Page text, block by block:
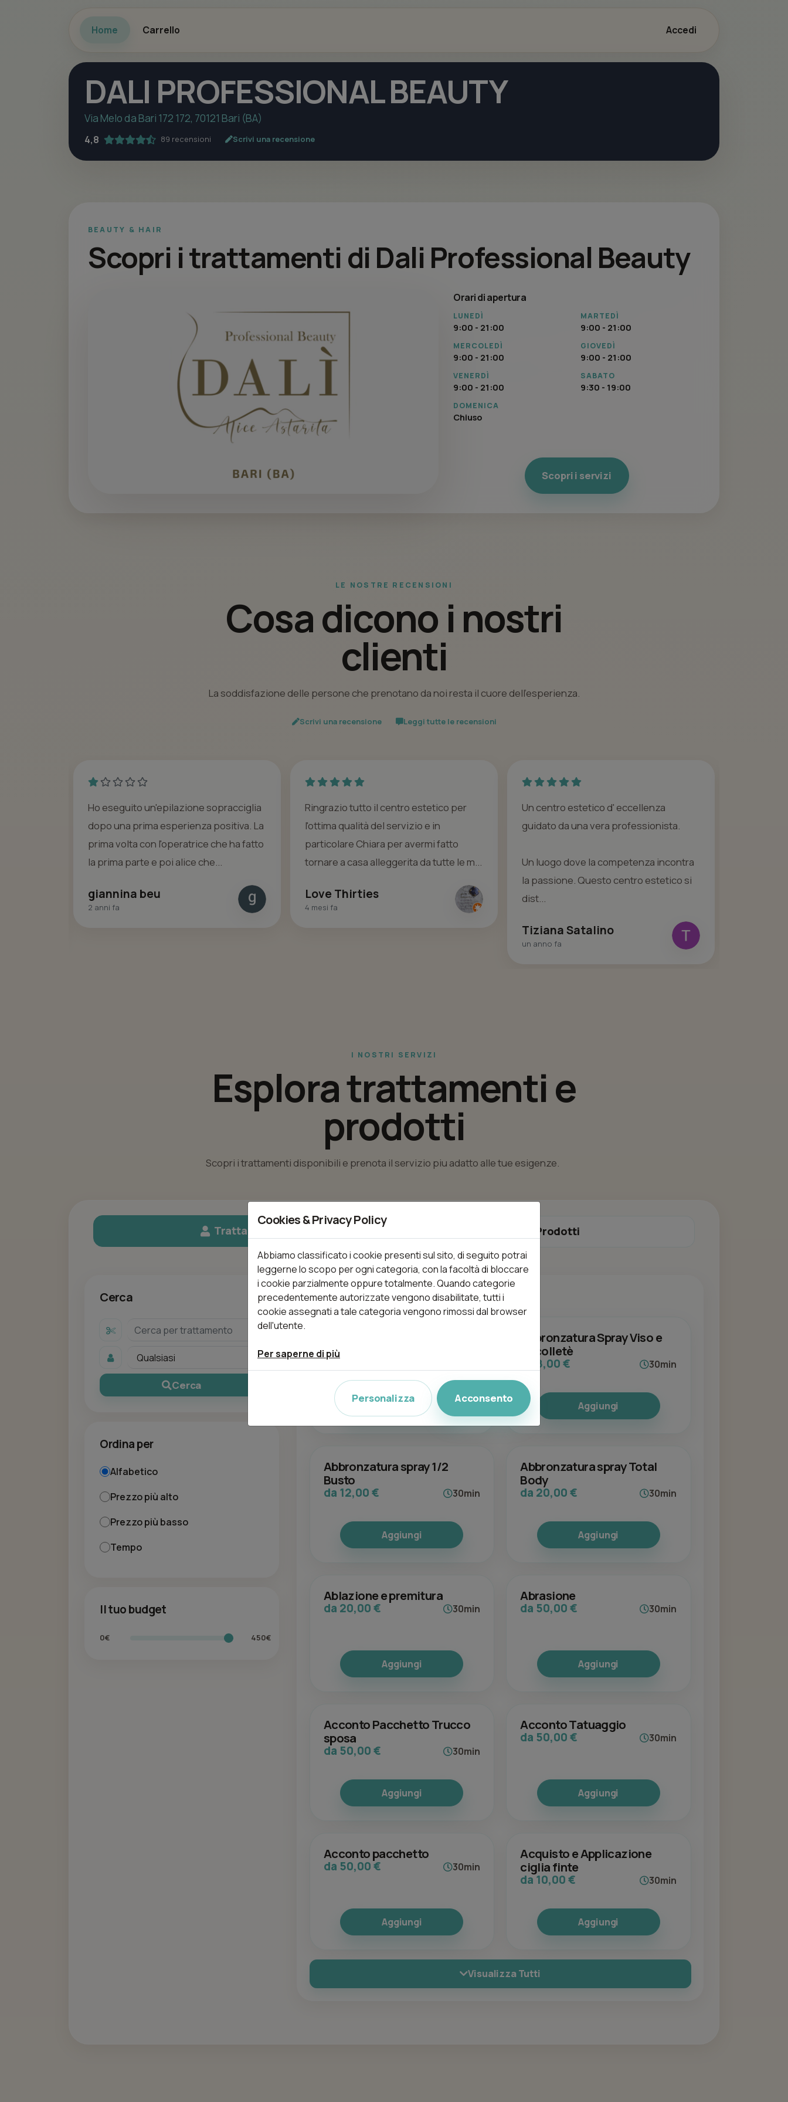
Home Carrello Accedi
DALI PROFESSIONAL BEAUTY
Via Melo da Bari 172 172, 70121 Bari (BA)
4,8 89 recensioni Scrivi una recensione
BEAUTY & HAIR
Scopri i trattamenti di Dali Professional Beauty
Orari di apertura
LUNEDÌ
9:00 - 21:00
MARTEDÌ
9:00 - 21:00
MERCOLEDÌ
9:00 - 21:00
GIOVEDÌ
9:00 - 21:00
VENERDÌ
9:00 - 21:00
SABATO
9:30 - 19:00
DOMENICA
Chiuso
Scopri i servizi
LE NOSTRE RECENSIONI
Cosa dicono i nostri
clienti
La soddisfazione delle persone che prenotano da noi resta il cuore dell’esperienza.
Scrivi una recensione Leggi tutte le recensioni
Ho eseguito un'epilazione sopracciglia
dopo una prima esperienza positiva. La
prima volta con l'operatrice che ha fatto
la prima parte e poi alice che...
giannina beu
2 anni fa
Ringrazio tutto il centro estetico per
l'ottima qualità del servizio e in
particolare Chiara per avermi fatto
tornare a casa alleggerita da tutte le m...
Love Thirties
4 mesi fa
Un centro estetico d' eccellenza
guidato da una vera professionista.
Un luogo dove la competenza incontra
la passione. Questo centro estetico si
dist...
Tiziana Satalino
un anno fa
I NOSTRI SERVIZI
Esplora trattamenti e
prodotti
Scopri i trattamenti disponibili e prenota il servizio piu adatto alle tue esigenze.
Trattamenti Prodotti
Cerca
Cerca
Ordina per
Alfabetico
Prezzo più alto
Prezzo più basso
Tempo
Il tuo budget
0€ 450€
Trattamenti (362)
da 3,00 €
Aggiungi
Abbronzatura Spray Viso e
Decolletè
da 8,00 € 30min
Aggiungi
Abbronzatura spray 1/2
Busto
da 12,00 € 30min
Aggiungi
Abbronzatura spray Total
Body
da 20,00 € 30min
Aggiungi
Ablazione e premitura
da 20,00 € 30min
Aggiungi
Abrasione
da 50,00 € 30min
Aggiungi
Acconto Pacchetto Trucco
sposa
da 50,00 € 30min
Aggiungi
Acconto Tatuaggio
da 50,00 € 30min
Aggiungi
Acconto pacchetto
da 50,00 € 30min
Aggiungi
Acquisto e Applicazione
ciglia finte
da 10,00 € 30min
Aggiungi
Visualizza Tutti
Cookies & Privacy Policy
Abbiamo classificato i cookie presenti sul sito, di seguito potrai
leggerne lo scopo per ogni categoria, con la facoltà di bloccare
i cookie parzialmente oppure totalmente. Quando categorie
precedentemente autorizzate vengono disabilitate, tutti i
cookie assegnati a tale categoria vengono rimossi dal browser
dell'utente.
Per saperne di più
Personalizza Acconsento